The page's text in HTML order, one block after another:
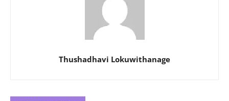
Thushadhavi Lokuwithanage